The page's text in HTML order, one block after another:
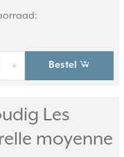
+ Bestel
Les
moyenne